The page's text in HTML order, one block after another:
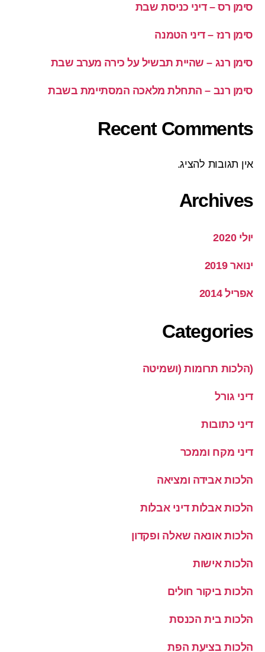
סימן רס – דיני כניסת שבת
סימן רנז – דיני הטמנה
סימן רנג – שהיית תבשיל על כירה מערב שבת
סימן רנב – התחלת מלאכה המסתיימת בשבת
Recent Comments
אין תגובות להציג.
Archives
יולי 2020
ינואר 2019
אפריל 2014
Categories
(הלכות תרומות (ושמיטה
דיני גורל
דיני כתובות
דיני מקח וממכר
הלכות אבידה ומציאה
הלכות אבלות דיני אבלות
הלכות אונאה שאלה ופקדון
הלכות אישות
הלכות ביקור חולים
הלכות בית הכנסת
הלכות בציעת הפת